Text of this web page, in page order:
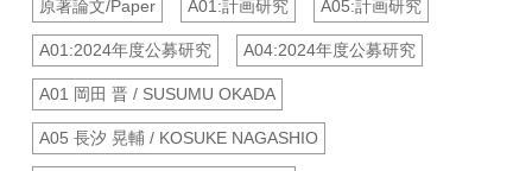
原著論文/Paper A01:計画研究 A05:計画研究
A01:2024年度公募研究 A04:2024年度公募研究
A01 岡田 晋 / SUSUMU OKADA
A05 長汐 晃輔 / KOSUKE NAGASHIO